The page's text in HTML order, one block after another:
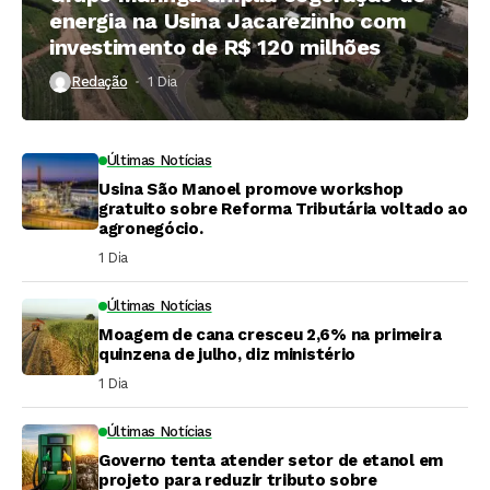
energia na Usina Jacarezinho com
investimento de R$ 120 milhões
Redação 1 Dia ⁮
Últimas Notícias
Usina São Manoel promove workshop
gratuito sobre Reforma Tributária voltado ao
agronegócio.
1 Dia ⁮
Últimas Notícias
Moagem de cana cresceu 2,6% na primeira
quinzena de julho, diz ministério
1 Dia ⁮
Últimas Notícias
Governo tenta atender setor de etanol em
projeto para reduzir tributo sobre